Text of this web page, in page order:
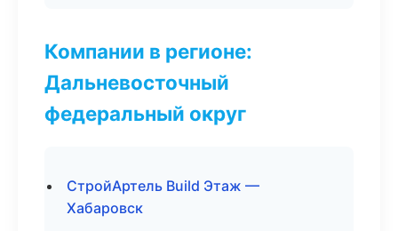
Компании в регионе:
Дальневосточный
федеральный округ
СтройАртель Build Этаж —
Хабаровск